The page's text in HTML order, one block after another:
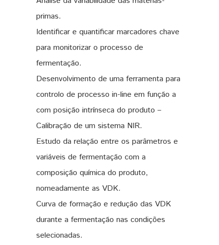
primas.
Identificar e quantificar marcadores chave
para monitorizar o processo de
fermentação.
Desenvolvimento de uma ferramenta para
controlo de processo in-line em função a
com posição intrínseca do produto –
Calibração de um sistema NIR.
Estudo da relação entre os parâmetros e
variáveis de fermentação com a
composição química do produto,
nomeadamente as VDK.
Curva de formação e redução das VDK
durante a fermentação nas condições
selecionadas.